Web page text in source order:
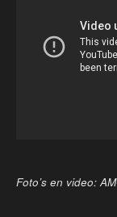
Foto’s en video: